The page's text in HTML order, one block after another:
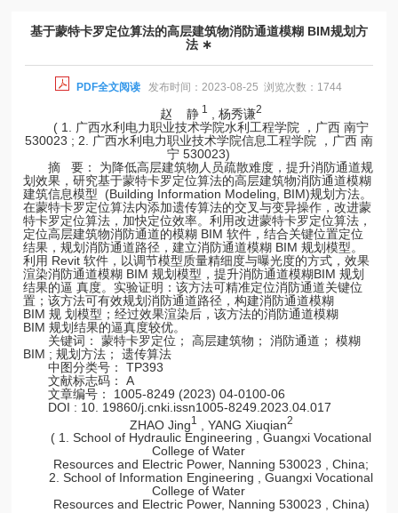
基于蒙特卡罗定位算法的高层建筑物消防通道模糊 BIM规划方
法 ∗
PDF全文阅读 发布时间：2023-08-25 浏览次数：1744
赵 静 1 , 杨秀谦2
( 1. 广西水利电力职业技术学院水利工程学院 ，广西 南宁
530023 ; 2. 广西水利电力职业技术学院信息工程学院 ，广西 南
宁 530023)
摘 要： 为降低高层建筑物人员疏散难度，提升消防通道规
划效果，研究基于蒙特卡罗定位算法的高层建筑物消防通道模糊
建筑信息模型 (Building Information Modeling, BIM)规划方法。
在蒙特卡罗定位算法内添加遗传算法的交叉与变异操作，改进蒙
特卡罗定位算法，加快定位效率。利用改进蒙特卡罗定位算法，
定位高层建筑物消防通道的模糊 BIM 软件，结合关键位置定位
结果，规划消防通道路径，建立消防通道模糊 BIM 规划模型。
利用 Revit 软件，以调节模型质量精细度与曝光度的方式，效果
渲染消防通道模糊 BIM 规划模型，提升消防通道模糊BIM 规划
结果的逼 真度。实验证明：该方法可精准定位消防通道关键位
置；该方法可有效规划消防通道路径，构建消防通道模糊
BIM 规 划模型；经过效果渲染后，该方法的消防通道模糊
BIM 规划结果的逼真度较优。
关键词： 蒙特卡罗定位； 高层建筑物； 消防通道； 模糊
BIM ; 规划方法； 遗传算法
中图分类号： TP393
文献标志码： A
文章编号： 1005-8249 (2023) 04-0100-06
DOI : 10. 19860/j.cnki.issn1005-8249.2023.04.017
ZHAO Jing1 , YANG Xiuqian2
( 1. School of Hydraulic Engineering , Guangxi Vocational
College of Water
Resources and Electric Power, Nanning 530023 , China;
2. School of Information Engineering , Guangxi Vocational
College of Water
Resources and Electric Power, Nanning 530023 , China)